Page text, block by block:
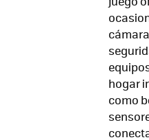
hogar
como